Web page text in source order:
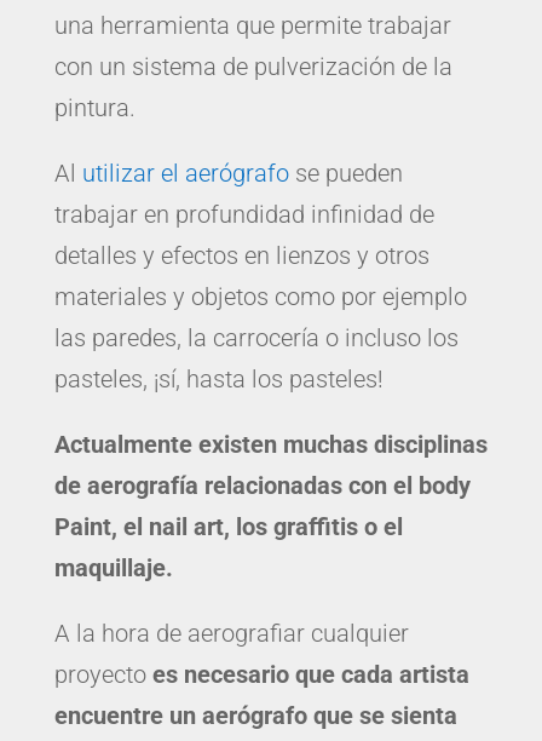
una herramienta que permite trabajar
con un sistema de pulverización de la
pintura.
Al utilizar el aerógrafose pueden
trabajar en profundidad infinidad de
detalles y efectos en lienzos y otros
materiales y objetos como por ejemplo
las paredes, la carrocería o incluso los
pasteles, ¡sí, hasta los pasteles!
Actualmente existen muchas disciplinas
de aerografía relacionadas con el body
Paint, el nail art, los graffitis o el
maquillaje.
A la hora de aerografiar cualquier
proyecto es necesario que cada artista
encuentre un aerógrafo que se sienta